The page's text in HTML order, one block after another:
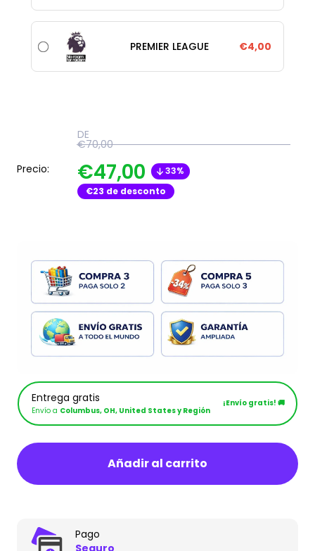
PREMIER LEAGUE €4,00
Precio:
DE
€70,00
€47,00
33%
€23 de desconto
Entrega gratis
Envío a Columbus, OH, United States y Región
¡Envío gratis! 🚚
Añadir al carrito
Pago
Seguro